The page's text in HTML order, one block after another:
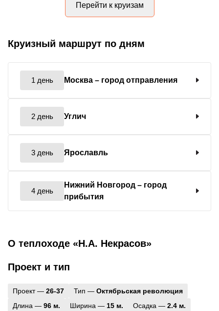
Перейти к круизам
Круизный маршрут по дням
1 день Москва – город отправления
2 день Углич
3 день Ярославль
4 день
Нижний Новгород – город
прибытия
О теплоходе «Н.А. Некрасов»
Проект и тип
Проект — 26-37 Тип — Октябрьская революция
Длина — 96 м. Ширина — 15 м. Осадка — 2.4 м.